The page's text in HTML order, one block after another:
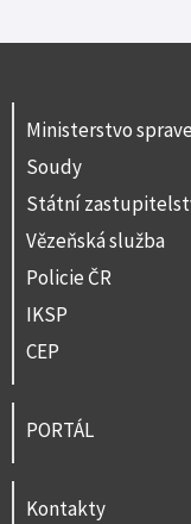
Ministerstvo
Soudy
Státní
Vězeňská služba
Policie ČR
IKSP
CEP
PORTÁL
Kontakty